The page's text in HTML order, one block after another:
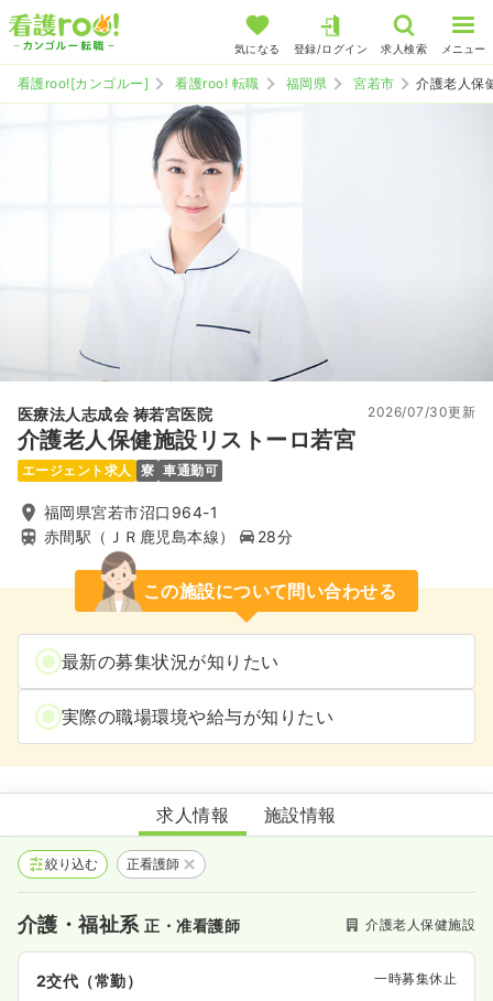
気になる 登録/ログイン 求人検索 メニュー
看護roo![カンゴルー] 看護roo! 転職 福岡県 宮若市 介護老人保
医療法人志成会 祷若宮医院
介護老人保健施設リストーロ若宮
2026/07/30更新
エージェント求人 寮 車通勤可
福岡県宮若市沼口964-1
赤間駅（ＪＲ鹿児島本線）
28分
この施設について問い合わせる
最新の募集状況が知りたい
実際の職場環境や給与が知りたい
介護老人保健施設リストーロ若宮
求人情報 施設情報
絞り込む 正看護師
介護・福祉系正・准看護師 介護老人保健施設
2交代（常勤） 一時募集休止